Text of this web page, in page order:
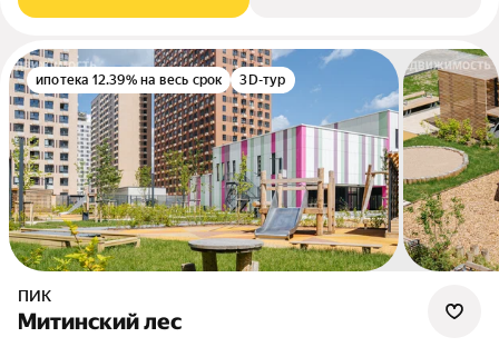
ипотека 12.39% на весь срок 3D-тур
ПИК
Митинский лес